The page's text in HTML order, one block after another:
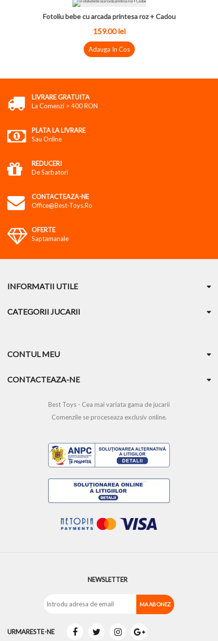
Fotoliu bebe cu arcada printesa roz + Cadou
159.00 lei
Adauga In Cos
LIVRARE GRATUITA
La Comenzi > 400 RON
PLATA LA LIVRARE
Sau Online
REDUCERI
De Sarbatori
CONTACTEAZA-NE
Office@best-Toys.ro
OFERTE
Saptamanale
INFORMATII UTILE
CATEGORII JUCARII
CONTUL MEU
CONTACTEAZA-NE
Best Toys - Cea mai variata gama de jucarii
Comenzile se proceseaza exclusiv online.
NEWSLETTER
URMARESTE-NE